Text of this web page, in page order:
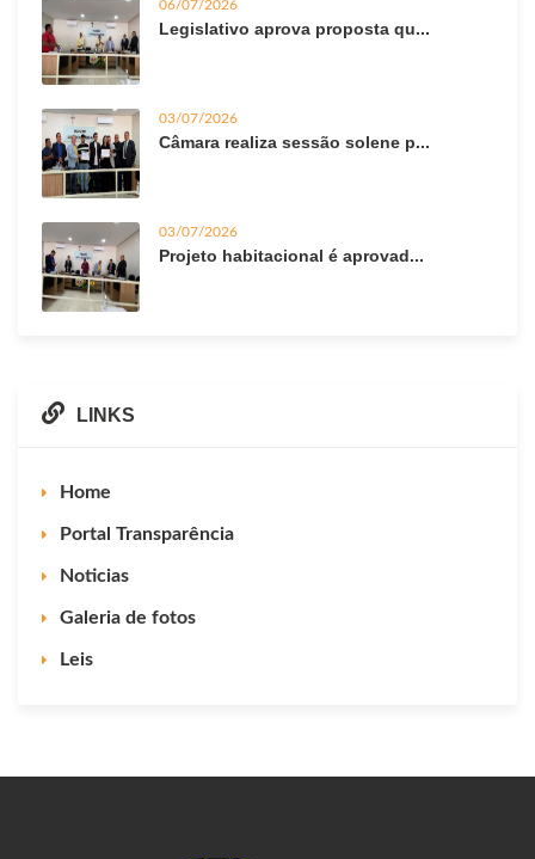
06/07/2026
Legislativo aprova proposta qu...
03/07/2026
Câmara realiza sessão solene p...
03/07/2026
Projeto habitacional é aprovad...
LINKS
Home
Portal Transparência
Noticias
Galeria de fotos
Leis